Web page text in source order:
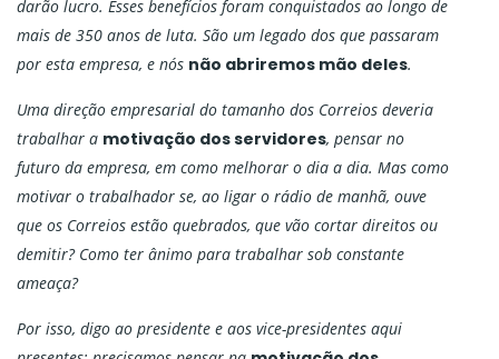
darão lucro. Esses benefícios foram conquistados ao longo de
mais de 350 anos de luta. São um legado dos que passaram
por esta empresa, e nós não abriremos mão deles.
Uma direção empresarial do tamanho dos Correios deveria
trabalhar a motivação dos servidores, pensar no
futuro da empresa, em como melhorar o dia a dia. Mas como
motivar o trabalhador se, ao ligar o rádio de manhã, ouve
que os Correios estão quebrados, que vão cortar direitos ou
demitir? Como ter ânimo para trabalhar sob constante
ameaça?
Por isso, digo ao presidente e aos vice-presidentes aqui